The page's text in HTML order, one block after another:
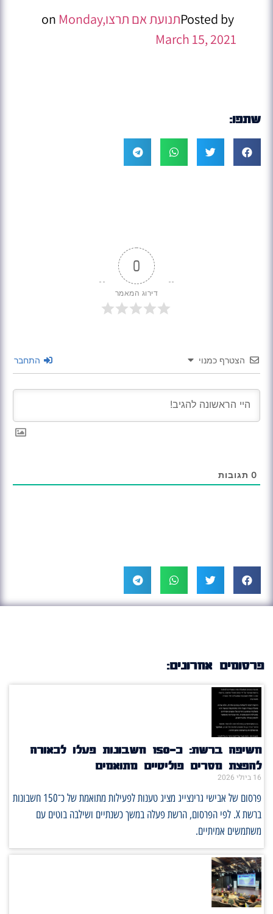
Posted by ‎תנועת אם תרצו ‎ on Monday,
March 15, 2021
שתפו:
0
דירוג המאמר
הצטרף כמנוי התחבר
0 תגובות
פרסומים אחרונים:
חשיפה ברשת: כ־150 חשבונות פעלו לכאורה
להפצת מסרים פוליטיים מתואמים
16 ביולי 2026
פרסום של אבישי גרינצייג מציג טענות לפעילות מתואמת של כ־150 חשבונות
ברשת X. לפי הפרסום, הרשת פעלה במשך כשנתיים ושילבה בוטים עם
משתמשים אמיתיים.